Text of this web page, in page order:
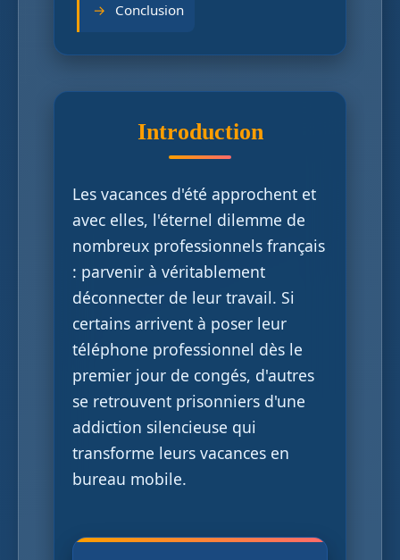
Conclusion
Introduction
Les vacances d'été approchent et
avec elles, l'éternel dilemme de
nombreux professionnels français
: parvenir à véritablement
déconnecter de leur travail. Si
certains arrivent à poser leur
téléphone professionnel dès le
premier jour de congés, d'autres
se retrouvent prisonniers d'une
addiction silencieuse qui
transforme leurs vacances en
bureau mobile.